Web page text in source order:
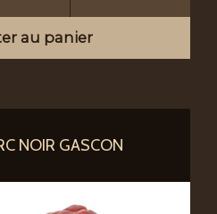
au panier
NOIR GASCON